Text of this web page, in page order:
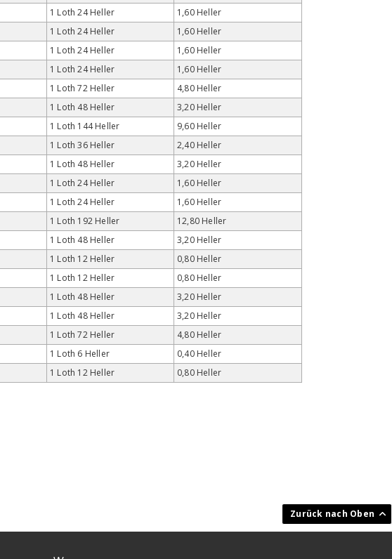
1 Loth 24 Heller
1,60 Heller
1 Loth 24 Heller
1,60 Heller
1 Loth 24 Heller
1,60 Heller
1 Loth 24 Heller
1,60 Heller
1 Loth 72 Heller
4,80 Heller
1 Loth 48 Heller
3,20 Heller
1 Loth 144 Heller
9,60 Heller
1 Loth 36 Heller
2,40 Heller
1 Loth 48 Heller
3,20 Heller
1 Loth 24 Heller
1,60 Heller
1 Loth 24 Heller
1,60 Heller
1 Loth 192 Heller
12,80 Heller
1 Loth 48 Heller
3,20 Heller
1 Loth 12 Heller
0,80 Heller
1 Loth 12 Heller
0,80 Heller
1 Loth 48 Heller
3,20 Heller
1 Loth 48 Heller
3,20 Heller
1 Loth 72 Heller
4,80 Heller
1 Loth 6 Heller
0,40 Heller
1 Loth 12 Heller 0,80 Heller